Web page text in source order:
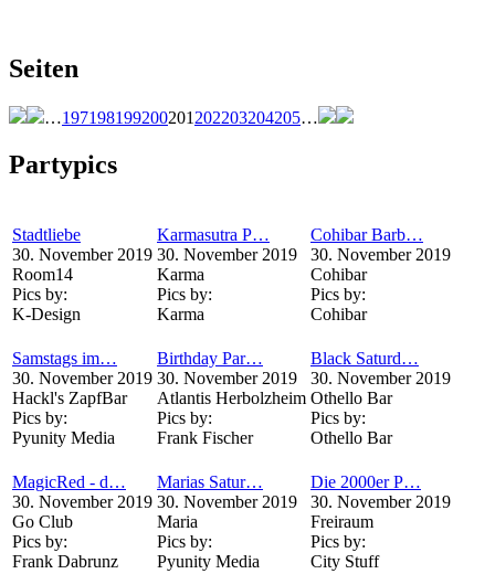
Seiten
…197198199200201 202203204205…
Partypics
Stadtliebe
30. November 2019
Room14
Pics by:
K-Design
Karmasutra P…
30. November 2019
Karma
Pics by:
Karma
Cohibar Barb…
30. November 2019
Cohibar
Pics by:
Cohibar
Samstags im…
30. November 2019
Hackl's ZapfBar
Pics by:
Pyunity Media
Birthday Par…
30. November 2019
Atlantis Herbolzheim
Pics by:
Frank Fischer
Black Saturd…
30. November 2019
Othello Bar
Pics by:
Othello Bar
MagicRed - d…
30. November 2019
Go Club
Pics by:
Frank Dabrunz
Marias Satur…
30. November 2019
Maria
Pics by:
Pyunity Media
Die 2000er P…
30. November 2019
Freiraum
Pics by:
City Stuff